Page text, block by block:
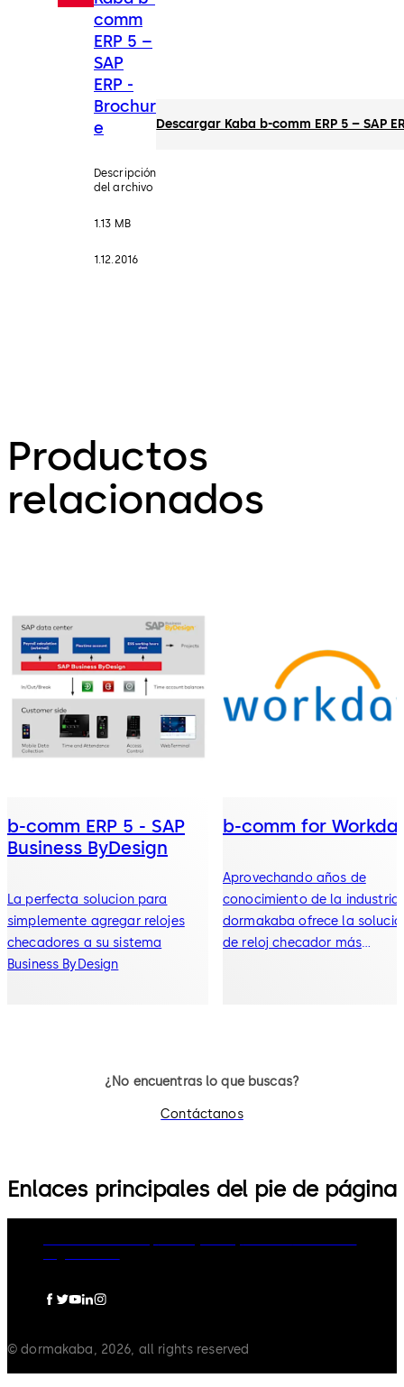
comm
ERP 5 –
SAP
ERP -
Brochur
e
Descripción
del archivo
1.13 MB
1.12.2016
Descargar Kaba b-comm ERP 5 – SAP
Productos
relacionados
b-comm ERP 5 - SAP
Business ByDesign
La perfecta solucion para
simplemente agregar relojes
checadores a su sistema
Business ByDesign
b-comm for
Aprovechando años de
conocimiento de la industria,
dormakaba ofrece la
de reloj checador más
¿No encuentras lo que buscas?
Contáctanos
Enlaces principales del pie de página
© dormakaba, 2026, all rights reserved